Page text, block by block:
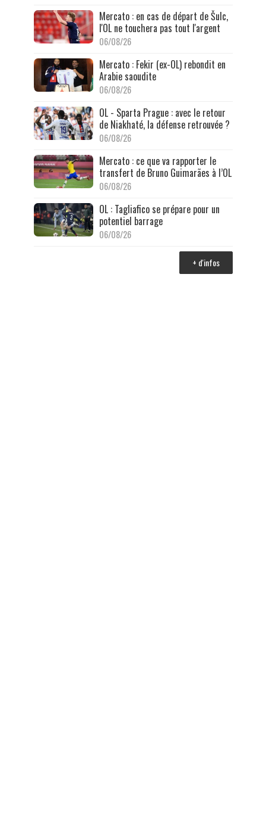
Mercato : en cas de départ de Šulc,
l'OL ne touchera pas tout l'argent
06/08/26
Mercato : Fekir (ex-OL) rebondit en
Arabie saoudite
06/08/26
OL - Sparta Prague : avec le retour
de Niakhaté, la défense retrouvée ?
06/08/26
Mercato : ce que va rapporter le
transfert de Bruno Guimarães à l’OL
06/08/26
OL : Tagliafico se prépare pour un
potentiel barrage
06/08/26
+ d'infos